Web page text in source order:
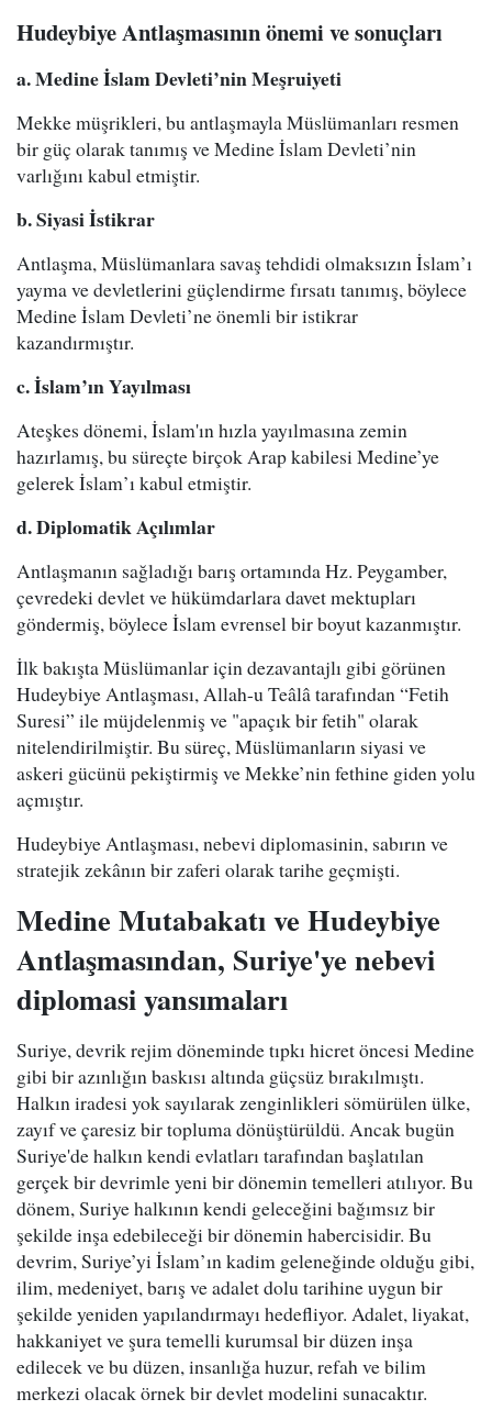
Hudeybiye Antlaşmasının önemi ve sonuçları
a. Medine İslam Devleti’nin Meşruiyeti
Mekke müşrikleri, bu antlaşmayla Müslümanları resmen
bir güç olarak tanımış ve Medine İslam Devleti’nin
varlığını kabul etmiştir.
b. Siyasi İstikrar
Antlaşma, Müslümanlara savaş tehdidi olmaksızın İslam’ı
yayma ve devletlerini güçlendirme fırsatı tanımış, böylece
Medine İslam Devleti’ne önemli bir istikrar
kazandırmıştır.
c. İslam’ın Yayılması
Ateşkes dönemi, İslam'ın hızla yayılmasına zemin
hazırlamış, bu süreçte birçok Arap kabilesi Medine’ye
gelerek İslam’ı kabul etmiştir.
d. Diplomatik Açılımlar
Antlaşmanın sağladığı barış ortamında Hz. Peygamber,
çevredeki devlet ve hükümdarlara davet mektupları
göndermiş, böylece İslam evrensel bir boyut kazanmıştır.
İlk bakışta Müslümanlar için dezavantajlı gibi görünen
Hudeybiye Antlaşması, Allah-u Teâlâ tarafından “Fetih
Suresi” ile müjdelenmiş ve "apaçık bir fetih" olarak
nitelendirilmiştir. Bu süreç, Müslümanların siyasi ve
askeri gücünü pekiştirmiş ve Mekke’nin fethine giden yolu
açmıştır.
Hudeybiye Antlaşması, nebevi diplomasinin, sabırın ve
stratejik zekânın bir zaferi olarak tarihe geçmişti.
Medine Mutabakatı ve Hudeybiye
Antlaşmasından, Suriye'ye nebevi
diplomasi yansımaları
Suriye, devrik rejim döneminde tıpkı hicret öncesi Medine
gibi bir azınlığın baskısı altında güçsüz bırakılmıştı.
Halkın iradesi yok sayılarak zenginlikleri sömürülen ülke,
zayıf ve çaresiz bir topluma dönüştürüldü. Ancak bugün
Suriye'de halkın kendi evlatları tarafından başlatılan
gerçek bir devrimle yeni bir dönemin temelleri atılıyor. Bu
dönem, Suriye halkının kendi geleceğini bağımsız bir
şekilde inşa edebileceği bir dönemin habercisidir. Bu
devrim, Suriye’yi İslam’ın kadim geleneğinde olduğu gibi,
ilim, medeniyet, barış ve adalet dolu tarihine uygun bir
şekilde yeniden yapılandırmayı hedefliyor. Adalet, liyakat,
hakkaniyet ve şura temelli kurumsal bir düzen inşa
edilecek ve bu düzen, insanlığa huzur, refah ve bilim
merkezi olacak örnek bir devlet modelini sunacaktır.